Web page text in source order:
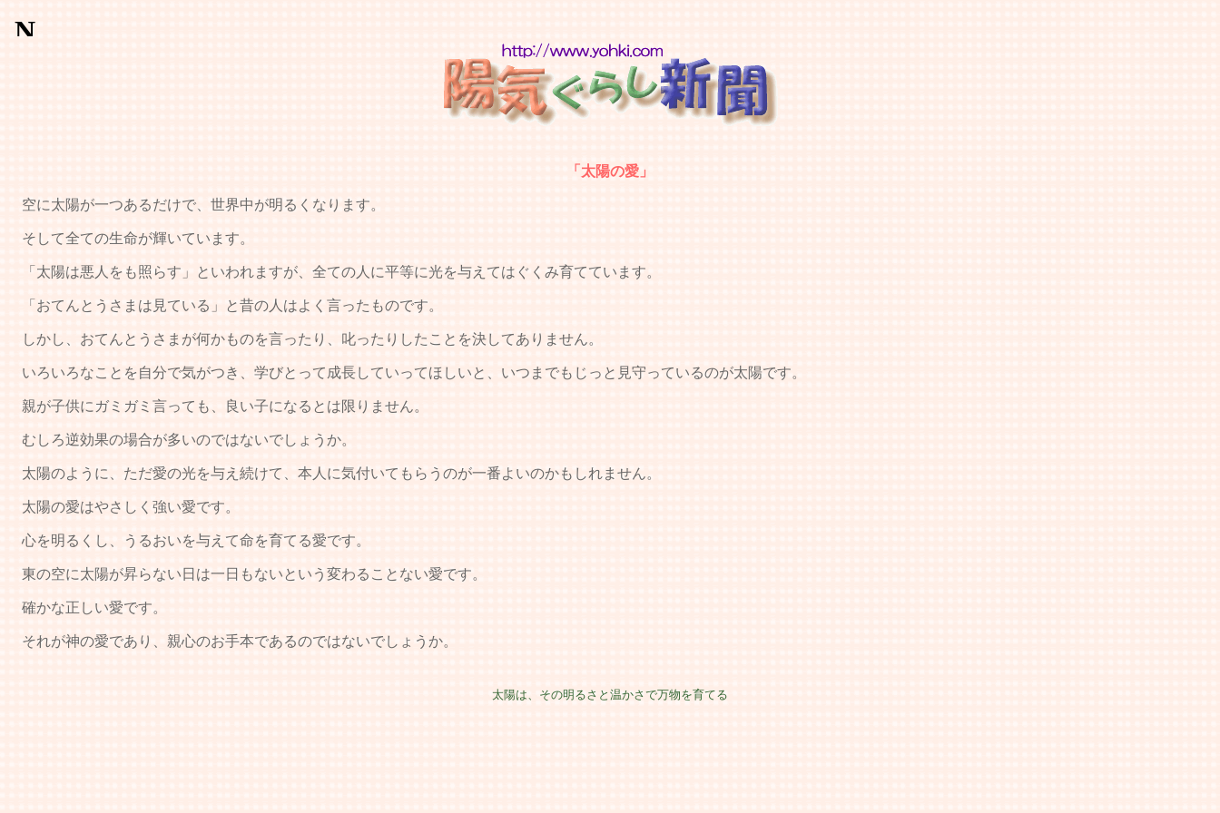
「太陽の愛」
空に太陽が一つあるだけで、世界中が明るくなります。
そして全ての生命が輝いています。
「太陽は悪人をも照らす」といわれますが、全ての人に平等に光を与えてはぐくみ育てています。
「おてんとうさまは見ている」と昔の人はよく言ったものです。
しかし、おてんとうさまが何かものを言ったり、叱ったりしたことを決してありません。
いろいろなことを自分で気がつき、学びとって成長していってほしいと、いつまでもじっと見守っているのが太陽です。
親が子供にガミガミ言っても、良い子になるとは限りません。
むしろ逆効果の場合が多いのではないでしょうか。
太陽のように、ただ愛の光を与え続けて、本人に気付いてもらうのが一番よいのかもしれません。
太陽の愛はやさしく強い愛です。
心を明るくし、うるおいを与えて命を育てる愛です。
東の空に太陽が昇らない日は一日もないという変わることない愛です。
確かな正しい愛です。
それが神の愛であり、親心のお手本であるのではないでしょうか。
太陽は、その明るさと温かさで万物を育てる